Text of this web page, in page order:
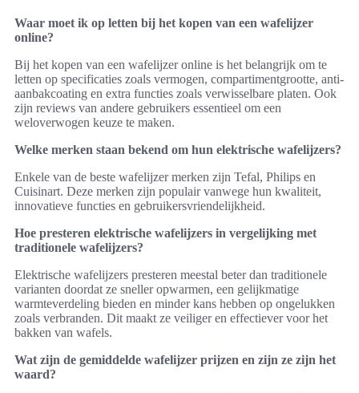
Waar moet ik op letten bij het kopen van een wafelijzer
online?
Bij het kopen van een wafelijzer online is het belangrijk om te
letten op specificaties zoals vermogen, compartimentgrootte, anti-
aanbakcoating en extra functies zoals verwisselbare platen. Ook
zijn reviews van andere gebruikers essentieel om een
weloverwogen keuze te maken.
Welke merken staan bekend om hun elektrische wafelijzers?
Enkele van de beste wafelijzer merken zijn Tefal, Philips en
Cuisinart. Deze merken zijn populair vanwege hun kwaliteit,
innovatieve functies en gebruikersvriendelijkheid.
Hoe presteren elektrische wafelijzers in vergelijking met
traditionele wafelijzers?
Elektrische wafelijzers presteren meestal beter dan traditionele
varianten doordat ze sneller opwarmen, een gelijkmatige
warmteverdeling bieden en minder kans hebben op ongelukken
zoals verbranden. Dit maakt ze veiliger en effectiever voor het
bakken van wafels.
Wat zijn de gemiddelde wafelijzer prijzen en zijn ze zijn het
waard?